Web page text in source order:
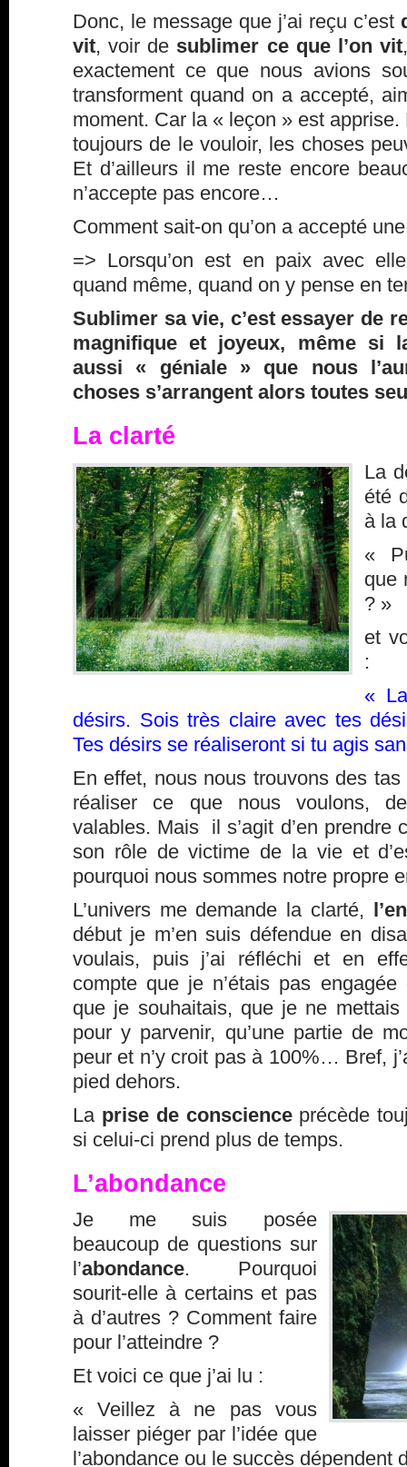
Donc, le message que j’ai reçu c’est
vit, voir de sublimer ce que l’on vit
exactement ce que nous avions
transforment quand on a accepté,
moment. Car la « leçon » est
toujours de le vouloir, les choses
Et d’ailleurs il me reste encore
n’accepte pas encore…
Comment sait-on qu’on a accepté
=> Lorsqu’on est en paix avec
quand même, quand on y pense en
Sublimer sa vie, c’est essayer de
magnifique et joyeux, même si
aussi « géniale » que nous
choses s’arrangent alors toutes
La clarté
La
été
à la
«
que
? »
et
:
«
désirs. Sois très claire avec tes
Tes désirs se réaliseront si tu agis
En effet, nous nous trouvons des tas
réaliser ce que nous voulons,
valables. Mais il s’agit d’en prendre
son rôle de victime de la vie et
pourquoi nous sommes notre propre
L’univers me demande la clarté,
début je m’en suis défendue en
voulais, puis j’ai réfléchi et en
compte que je n’étais pas
que je souhaitais, que je ne
pour y parvenir, qu’une partie de
peur et n’y croit pas à 100%… Bref,
pied dehors.
La prise de conscienceprécède
si celui-ci prend plus de temps.
L’abondance
Je me suis posée
beaucoup de questions sur
l’abondance. Pourquoi
sourit-elle à certains et pas
à d’autres ? Comment faire
pour l’atteindre ?
Et voici ce que j’ai lu :
« Veillez à ne pas vous
laisser piéger par l’idée que
l’abondance ou le succès dépendent